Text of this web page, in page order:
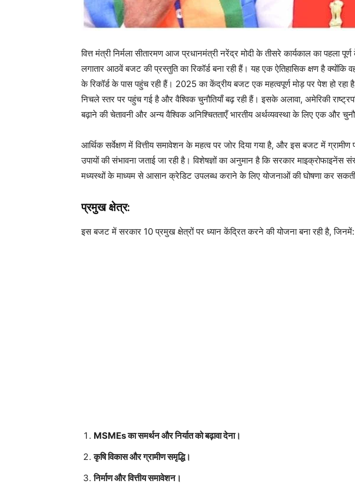
वित्त मंत्री निर्मला सीतारमण आज प्रधानमंत्री नरेंद्र मोदी के तीसरे कार्यकाल का पहला
लगातार आठवें बजट की प्रस्तुति का रिकॉर्ड बना रही हैं। यह एक ऐतिहासिक क्षण है
के रिकॉर्ड के पास पहुंच रही हैं। 2025 का केंद्रीय बजट एक महत्वपूर्ण मोड़ पर पेश हो रहा है,
निचले स्तर पर पहुंच गई है और वैश्विक चुनौतियाँ बढ़ रही हैं। इसके अलावा, अमेरिकी
बढ़ाने की चेतावनी और अन्य वैश्विक अनिश्चितताएँ भारतीय अर्थव्यवस्था के लिए एक और
आर्थिक सर्वेक्षण में वित्तीय समावेशन के महत्व पर जोर दिया गया है, और इस बजट में ग्रामीण
उपायों की संभावना जताई जा रही है। विशेषज्ञों का अनुमान है कि सरकार
मध्यस्थों के माध्यम से आसान क्रेडिट उपलब्ध कराने के लिए योजनाओं की घोषणा कर सकती
प्रमुख क्षेत्र:
इस बजट में सरकार 10 प्रमुख क्षेत्रों पर ध्यान केंद्रित करने की योजना बना रही है, जिनमें:
MSMEs का समर्थन और निर्यात को बढ़ावा देना।
कृषि विकास और ग्रामीण समृद्धि।
निर्माण और वित्तीय समावेशन।